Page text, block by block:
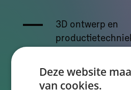
3D ontwerp en
Werken met
Deze website
van cookies.